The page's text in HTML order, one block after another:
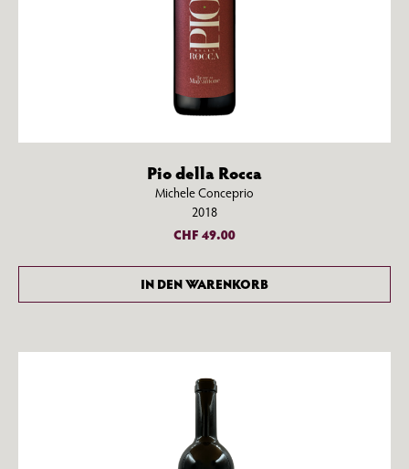
Pio della Rocca
Michele Conceprio
2018
CHF 49.00
IN DEN WARENKORB